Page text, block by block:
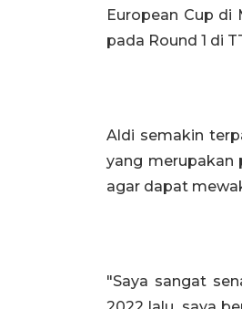
European Cup di
pada Round 1 di
Aldi semakin
yang merupakan
agar dapat
"Saya sangat